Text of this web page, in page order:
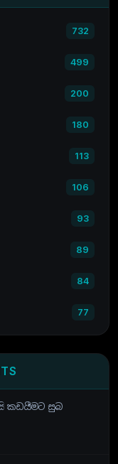
732
499
200
180
113
106
93
89
84
77
කඩයීමට සුබ